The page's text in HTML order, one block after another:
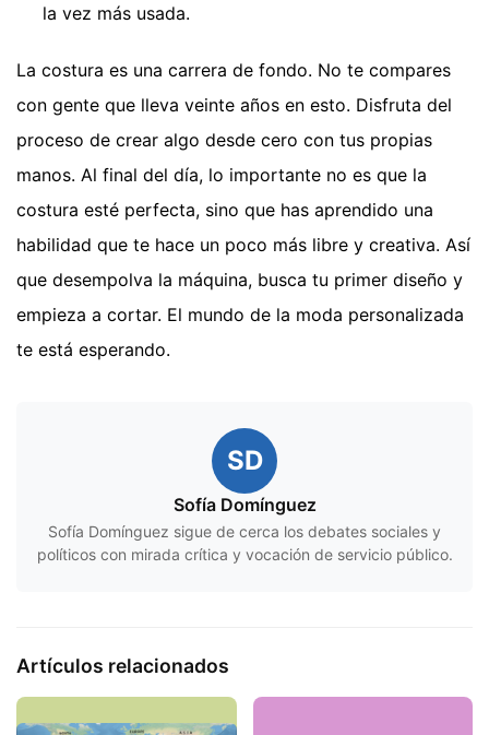
la vez más usada.
La costura es una carrera de fondo. No te compares
con gente que lleva veinte años en esto. Disfruta del
proceso de crear algo desde cero con tus propias
manos. Al final del día, lo importante no es que la
costura esté perfecta, sino que has aprendido una
habilidad que te hace un poco más libre y creativa. Así
que desempolva la máquina, busca tu primer diseño y
empieza a cortar. El mundo de la moda personalizada
te está esperando.
SD
Sofía Domínguez
Sofía Domínguez sigue de cerca los debates sociales y
políticos con mirada crítica y vocación de servicio público.
Artículos relacionados